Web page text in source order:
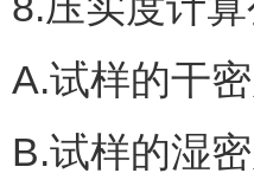
A.试样的干
B.试样的湿